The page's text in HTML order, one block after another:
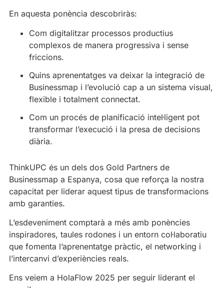
En aquesta ponència descobriràs:
Com digitalitzar processos productius
complexos de manera progressiva i sense
friccions.
Quins aprenentatges va deixar la integració de
Businessmap i l’evolució cap a un sistema visual,
flexible i totalment connectat.
Com un procés de planificació intel·ligent pot
transformar l’execució i la presa de decisions
diària.
ThinkUPC és un dels dos Gold Partners de
Businessmap a Espanya, cosa que reforça la nostra
capacitat per liderar aquest tipus de transformacions
amb garanties.
L’esdeveniment comptarà a més amb ponències
inspiradores, taules rodones i un entorn col·laboratiu
que fomenta l’aprenentatge pràctic, el networking i
l’intercanvi d’experiències reals.
Ens veiem a HolaFlow 2025 per seguir liderant el